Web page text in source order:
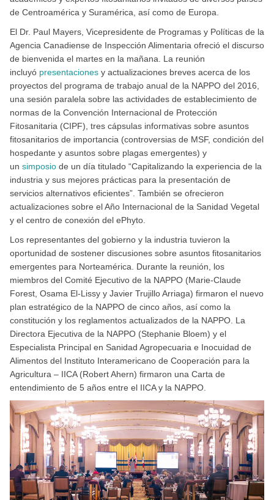
de Centroamérica y Suramérica, así como de Europa.
El Dr. Paul Mayers, Vicepresidente de Programas y Políticas de la
Agencia Canadiense de Inspección Alimentaria ofreció el discurso
de bienvenida el martes en la mañana. La reunión
incluyó presentaciones y actualizaciones breves acerca de los
proyectos del programa de trabajo anual de la NAPPO del 2016,
una sesión paralela sobre las actividades de establecimiento de
normas de la Convención Internacional de Protección
Fitosanitaria (CIPF), tres cápsulas informativas sobre asuntos
fitosanitarios de importancia (controversias de MSF, condición del
hospedante y asuntos sobre plagas emergentes) y
un simposio de un día titulado “Capitalizando la experiencia de la
industria y sus mejores prácticas para la presentación de
servicios alternativos eficientes”. También se ofrecieron
actualizaciones sobre el Año Internacional de la Sanidad Vegetal
y el centro de conexión del ePhyto.
Los representantes del gobierno y la industria tuvieron la
oportunidad de sostener discusiones sobre asuntos fitosanitarios
emergentes para Norteamérica. Durante la reunión, los
miembros del Comité Ejecutivo de la NAPPO (Marie-Claude
Forest, Osama El-Lissy y Javier Trujillo Arriaga) firmaron el nuevo
plan estratégico de la NAPPO de cinco años, así como la
constitución y los reglamentos actualizados de la NAPPO. La
Directora Ejecutiva de la NAPPO (Stephanie Bloem) y el
Especialista Principal en Sanidad Agropecuaria e Inocuidad de
Alimentos del Instituto Interamericano de Cooperación para la
Agricultura – IICA (Robert Ahern) firmaron una Carta de
entendimiento de 5 años entre el IICA y la NAPPO.